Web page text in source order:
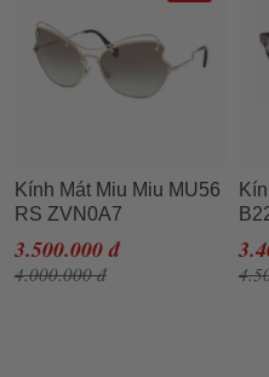
Kính Mát Miu Miu MU56
RS ZVN0A7
Sunglasses Pale
3.500.000 đ
4.000.000 đ